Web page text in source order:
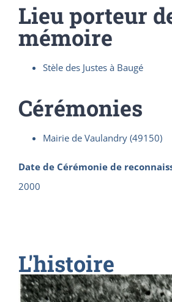
Lieu porteur
mémoire
Stèle des Justes à Baugé
Cérémonies
Mairie de Vaulandry (49150)
Date de Cérémonie de
2000
L'histoire